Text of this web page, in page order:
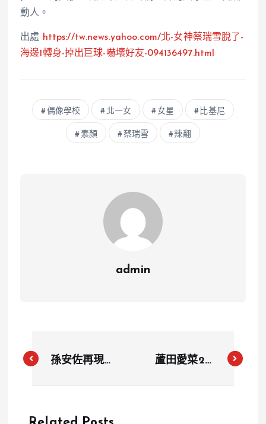
動人。
出處 https://tw.news.yahoo.com/北-女神蔡瑞雪脫了-
海邊1轉身-掉出巨球-嚇壞好友-094136497.html
偶像學校 北一女 女星 比基尼
素顏 蔡瑞雪 辣翻
admin
孫安佐再現信
作與家庭關係
蘆田愛菜20